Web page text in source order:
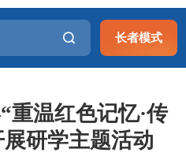
长者模式
温红色记忆·传
研学主题活动